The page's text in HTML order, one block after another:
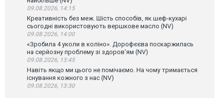
09.08.2026, 14:15
Креативність без меж. Шість способів, як шеф-кухарі
сьогодні використовують вершкове масло (NV)
09.08.2026, 14:00
«Зробила 4 уколи в коліно». Дорофєєва поскаржилась
на серйозну проблему зі здоров’ям (NV)
09.08.2026, 13:45
Навіть якщо ми цього не помічаємо. На чому тримається
існування кожного з нас (NV)
09.08.2026, 13:30